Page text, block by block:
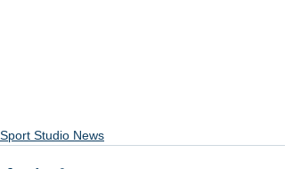
Sport Studio News